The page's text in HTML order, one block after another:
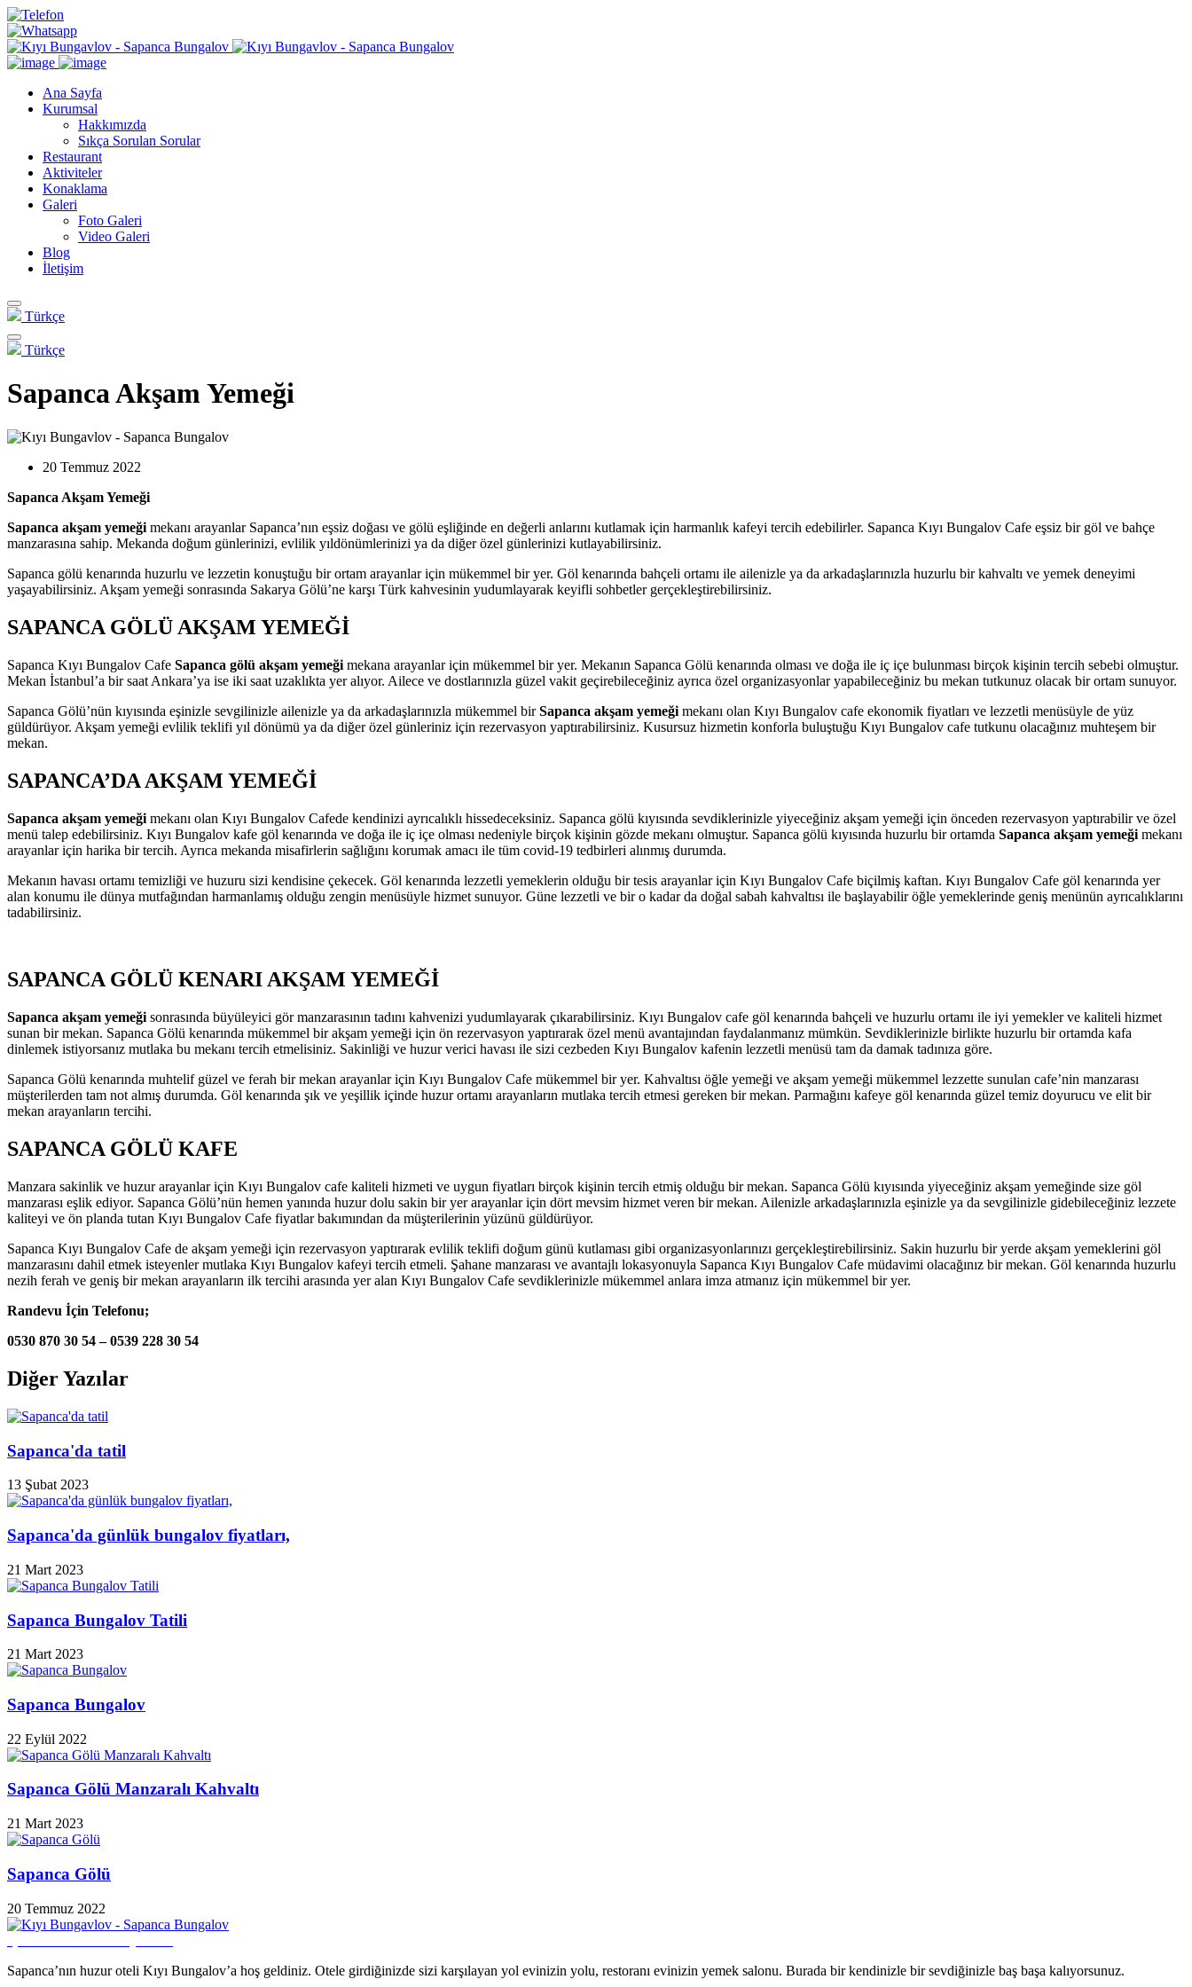
Ana Sayfa
Kurumsal
Hakkımızda
Sıkça Sorulan Sorular
Restaurant
Aktiviteler
Konaklama
Galeri
Foto Galeri
Video Galeri
Blog
İletişim
Türkçe
Türkçe
Sapanca Akşam Yemeği
20 Temmuz 2022
Sapanca Akşam Yemeği
Sapanca akşam yemeği mekanı arayanlar Sapanca’nın eşsiz doğası ve gölü eşliğinde en değerli anlarını kutlamak için harmanlık kafeyi tercih edebilirler. Sapanca Kıyı Bungalov Cafe eşsiz bir göl ve bahçe
manzarasına sahip. Mekanda doğum günlerinizi, evlilik yıldönümlerinizi ya da diğer özel günlerinizi kutlayabilirsiniz.
Sapanca gölü kenarında huzurlu ve lezzetin konuştuğu bir ortam arayanlar için mükemmel bir yer. Göl kenarında bahçeli ortamı ile ailenizle ya da arkadaşlarınızla huzurlu bir kahvaltı ve yemek deneyimi
yaşayabilirsiniz. Akşam yemeği sonrasında Sakarya Gölü’ne karşı Türk kahvesinin yudumlayarak keyifli sohbetler gerçekleştirebilirsiniz.
SAPANCA GÖLÜ AKŞAM YEMEĞİ
Sapanca Kıyı Bungalov Cafe Sapanca gölü akşam yemeği mekana arayanlar için mükemmel bir yer. Mekanın Sapanca Gölü kenarında olması ve doğa ile iç içe bulunması birçok kişinin tercih sebebi olmuştur.
Mekan İstanbul’a bir saat Ankara’ya ise iki saat uzaklıkta yer alıyor. Ailece ve dostlarınızla güzel vakit geçirebileceğiniz ayrıca özel organizasyonlar yapabileceğiniz bu mekan tutkunuz olacak bir ortam sunuyor.
Sapanca Gölü’nün kıyısında eşinizle sevgilinizle ailenizle ya da arkadaşlarınızla mükemmel birSapanca akşam yemeği mekanı olan Kıyı Bungalov cafe ekonomik fiyatları ve lezzetli menüsüyle de yüz
güldürüyor. Akşam yemeği evlilik teklifi yıl dönümü ya da diğer özel günleriniz için rezervasyon yaptırabilirsiniz. Kusursuz hizmetin konforla buluştuğu Kıyı Bungalov cafe tutkunu olacağınız muhteşem bir
mekan.
SAPANCA’DA AKŞAM YEMEĞİ
Sapanca akşam yemeği mekanı olan Kıyı Bungalov Cafede kendinizi ayrıcalıklı hissedeceksiniz. Sapanca gölü kıyısında sevdiklerinizle yiyeceğiniz akşam yemeği için önceden rezervasyon yaptırabilir ve özel
menü talep edebilirsiniz. Kıyı Bungalov kafe göl kenarında ve doğa ile iç içe olması nedeniyle birçok kişinin gözde mekanı olmuştur. Sapanca gölü kıyısında huzurlu bir ortamda Sapanca akşam yemeği mekanı
arayanlar için harika bir tercih. Ayrıca mekanda misafirlerin sağlığını korumak amacı ile tüm covid-19 tedbirleri alınmış durumda.
Mekanın havası ortamı temizliği ve huzuru sizi kendisine çekecek. Göl kenarında lezzetli yemeklerin olduğu bir tesis arayanlar için Kıyı Bungalov Cafe biçilmiş kaftan. Kıyı Bungalov Cafe göl kenarında yer
alan konumu ile dünya mutfağından harmanlamış olduğu zengin menüsüyle hizmet sunuyor. Güne lezzetli ve bir o kadar da doğal sabah kahvaltısı ile başlayabilir öğle yemeklerinde geniş menünün ayrıcalıklarını
tadabilirsiniz.
SAPANCA GÖLÜ KENARI AKŞAM YEMEĞİ
Sapanca akşam yemeği sonrasında büyüleyici gör manzarasının tadını kahvenizi yudumlayarak çıkarabilirsiniz. Kıyı Bungalov cafe göl kenarında bahçeli ve huzurlu ortamı ile iyi yemekler ve kaliteli hizmet
sunan bir mekan. Sapanca Gölü kenarında mükemmel bir akşam yemeği için ön rezervasyon yaptırarak özel menü avantajından faydalanmanız mümkün. Sevdiklerinizle birlikte huzurlu bir ortamda kafa
dinlemek istiyorsanız mutlaka bu mekanı tercih etmelisiniz. Sakinliği ve huzur verici havası ile sizi cezbeden Kıyı Bungalov kafenin lezzetli menüsü tam da damak tadınıza göre.
Sapanca Gölü kenarında muhtelif güzel ve ferah bir mekan arayanlar için Kıyı Bungalov Cafe mükemmel bir yer. Kahvaltısı öğle yemeği ve akşam yemeği mükemmel lezzette sunulan cafe’nin manzarası
müşterilerden tam not almış durumda. Göl kenarında şık ve yeşillik içinde huzur ortamı arayanların mutlaka tercih etmesi gereken bir mekan. Parmağını kafeye göl kenarında güzel temiz doyurucu ve elit bir
mekan arayanların tercihi.
SAPANCA GÖLÜ KAFE
Manzara sakinlik ve huzur arayanlar için Kıyı Bungalov cafe kaliteli hizmeti ve uygun fiyatları birçok kişinin tercih etmiş olduğu bir mekan. Sapanca Gölü kıyısında yiyeceğiniz akşam yemeğinde size göl
manzarası eşlik ediyor. Sapanca Gölü’nün hemen yanında huzur dolu sakin bir yer arayanlar için dört mevsim hizmet veren bir mekan. Ailenizle arkadaşlarınızla eşinizle ya da sevgilinizle gidebileceğiniz lezzete
kaliteyi ve ön planda tutan Kıyı Bungalov Cafe fiyatlar bakımından da müşterilerinin yüzünü güldürüyor.
Sapanca Kıyı Bungalov Cafe de akşam yemeği için rezervasyon yaptırarak evlilik teklifi doğum günü kutlaması gibi organizasyonlarınızı gerçekleştirebilirsiniz. Sakin huzurlu bir yerde akşam yemeklerini göl
manzarasını dahil etmek isteyenler mutlaka Kıyı Bungalov kafeyi tercih etmeli. Şahane manzarası ve avantajlı lokasyonuyla Sapanca Kıyı Bungalov Cafe müdavimi olacağınız bir mekan. Göl kenarında huzurlu
nezih ferah ve geniş bir mekan arayanların ilk tercihi arasında yer alan Kıyı Bungalov Cafe sevdiklerinizle mükemmel anlara imza atmanız için mükemmel bir yer.
Randevu İçin Telefonu;
0530 870 30 54 – 0539 228 30 54
Diğer Yazılar
Sapanca'da tatil
13 Şubat 2023
Sapanca'da günlük bungalov fiyatları,
21 Mart 2023
Sapanca Bungalov Tatili
21 Mart 2023
Sapanca Bungalov
22 Eylül 2022
Sapanca Gölü Manzaralı Kahvaltı
21 Mart 2023
Sapanca Gölü
20 Temmuz 2022
Sapanca’nın huzur oteli Kıyı Bungalov’a hoş geldiniz. Otele girdiğinizde sizi karşılayan yol evinizin yolu, restoranı evinizin yemek salonu. Burada bir kendinizle bir sevdiğinizle baş başa kalıyorsunuz.